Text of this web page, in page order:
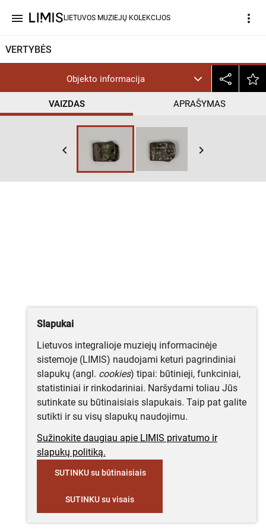
menu LIETUVOS MUZIEJŲ KOLEKCIJOS more_vert
VERTYBĖS
Objekto informacija
VAIZDAS APRAŠYMAS
keyboard_arrow_left keyboard_arrow_right
Slapukai
Lietuvos integralioje muziejų informacinėje
sistemoje (LIMIS) naudojami keturi pagrindiniai
slapukų (angl. cookies) tipai: būtinieji, funkciniai,
statistiniai ir rinkodariniai. Naršydami toliau Jūs
sutinkate su būtinaisiais slapukais. Taip pat galite
sutikti ir su visų slapukų naudojimu.
Sužinokite daugiau apie LIMIS privatumo ir
slapukų politiką.
SUTINKU su būtinaisiais
SUTINKU su visais